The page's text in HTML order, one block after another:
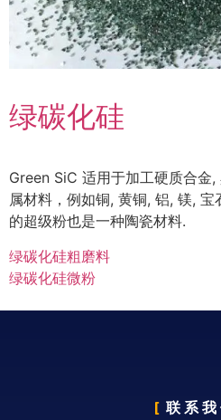
绿碳化硅
Green SiC 适用于加工硬质合金
属材料，例如铜, 黄铜, 铝, 镁,
的超级粉也是一种陶瓷材料.
绿碳化硅粗磨料
绿碳化硅微粉
联系我